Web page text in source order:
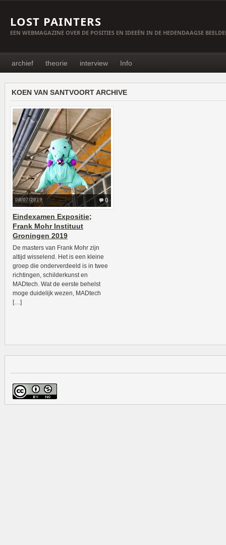
LOST PAINTERS
EEN WEBMAGAZINE OVER DE POSITIES EN IDEEËN IN DE HEDENDAAGSE
archief theorie interview Info
KOEN VAN SANTVOORT ARCHIVE
0
08/07/2019
Eindexamen Expositie;
Frank Mohr Instituut
Groningen 2019
De masters van Frank Mohr zijn
altijd wisselend. Het is een kleine
groep die onderverdeeld is in twee
richtingen, schilderkunst en
MADtech. Wat de eerste behelst
moge duidelijk wezen, MADtech
[…]